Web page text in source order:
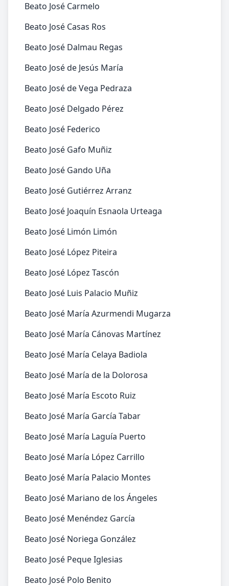
Beato José Carmelo
Beato José Casas Ros
Beato José Dalmau Regas
Beato José de Jesús María
Beato José de Vega Pedraza
Beato José Delgado Pérez
Beato José Federico
Beato José Gafo Muñiz
Beato José Gando Uña
Beato José Gutiérrez Arranz
Beato José Joaquín Esnaola Urteaga
Beato José Limón Limón
Beato José López Piteira
Beato José López Tascón
Beato José Luis Palacio Muñiz
Beato José María Azurmendi Mugarza
Beato José María Cánovas Martínez
Beato José María Celaya Badiola
Beato José María de la Dolorosa
Beato José María Escoto Ruiz
Beato José María García Tabar
Beato José María Laguía Puerto
Beato José María López Carrillo
Beato José María Palacio Montes
Beato José Mariano de los Ángeles
Beato José Menéndez García
Beato José Noriega González
Beato José Peque Iglesias
Beato José Polo Benito